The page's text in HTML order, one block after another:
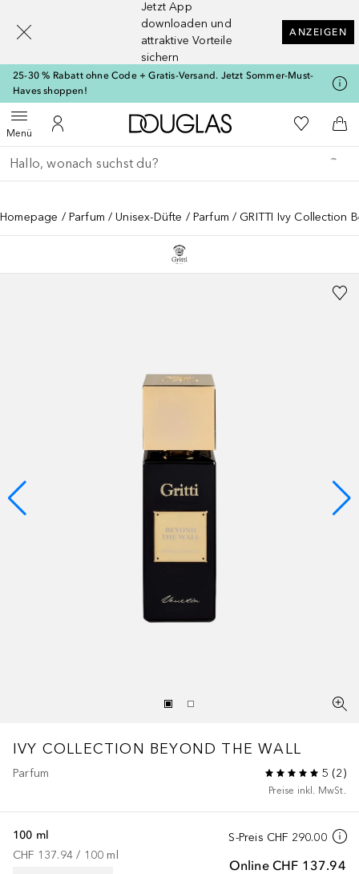
Jetzt App
downloaden und
attraktive Vorteile
sichern
ANZEIGEN
25-30 % Rabatt ohne Code + Gratis-Versand. Jetzt Sommer-Must-
Haves shoppen!
MenüMenü öffnenZu Meinem Kundenkonto
Zur Douglas Startseite
Zu Meiner
Gehe zurück
Suche ausführen
Homepage Parfum Unisex-Düfte Parfum GRITTI Ivy Collection
IVY COLLECTION BEYOND THE WALL
Parfum 5 (2)
Preise inkl. MwSt.
S-Preis CHF 290.00
Online CHF 137.94
100 ml
CHF 137.94 / 100 ml
[navigation.slideout.screenreader]